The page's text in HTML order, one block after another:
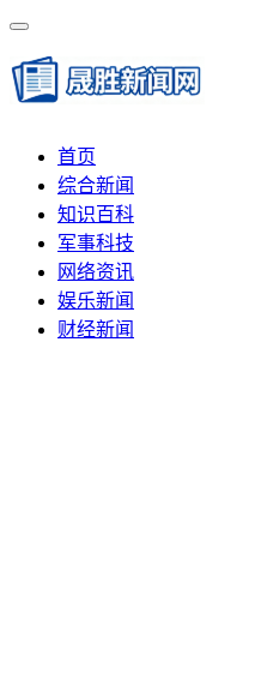
首页
综合新闻
知识百科
军事科技
网络资讯
娱乐新闻
财经新闻